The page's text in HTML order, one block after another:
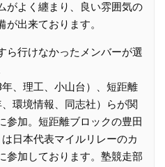
がよく纏まり、良い雰囲気の
出来ております。
ら行けなかったメンバーが選
、理工、小山台）、短距離
環境情報、同志社）らが関
参加。短距離ブロックの豊田
日本代表マイルリレーのカ
参加しております。塾競走部